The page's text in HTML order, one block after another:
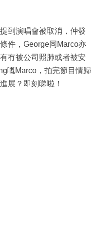
到演唱會被取消，仲發
件，George同Marco亦
冇被公司照肺或者被安
嘅Marco，拍完節目情歸
展？即刻睇啦！